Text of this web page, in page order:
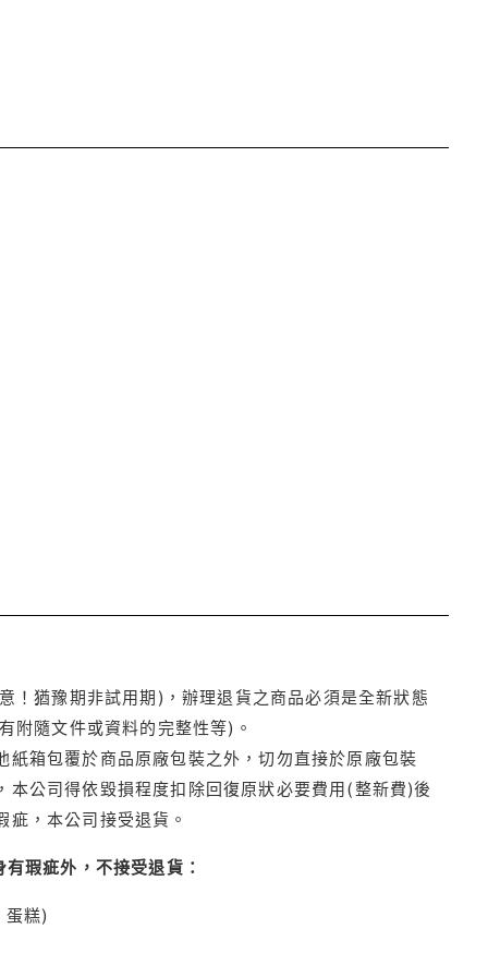
！猶豫期非試用期)，辦理退貨之商品必須是全新狀態
附隨文件或資料的完整性等)。
箱包覆於商品原廠包裝之外，切勿直接於原廠包裝
公司得依毀損程度扣除回復原狀必要費用(整新費)後
，本公司接受退貨。
瑕疵外，不接受退貨：
蛋糕)